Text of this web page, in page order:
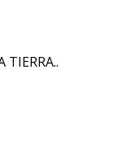
TIERRA..